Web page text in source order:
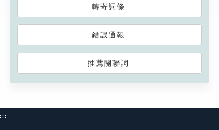
轉寄詞條
錯誤通報
推薦關聯詞
:::